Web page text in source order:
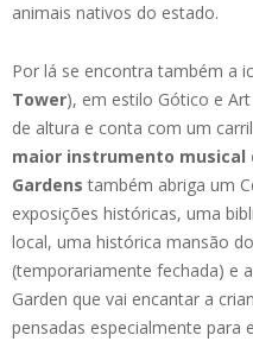
animais nativos do estado.
Por lá se encontra também a
Tower), em estilo Gótico e
de altura e conta com um
maior instrumento musical
Gardens também abriga um
exposições históricas, uma
local, uma histórica mansão
(temporariamente fechada) e
Garden que vai encantar a
pensadas especialmente para